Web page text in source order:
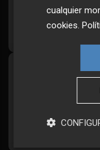
Plaza
cualquier
cookies.